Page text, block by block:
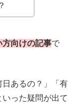
方向けの記事で
あるの？」「有
った疑問が出て